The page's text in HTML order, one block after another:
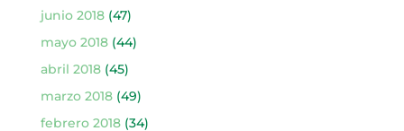
junio 2018(47)
mayo 2018(44)
abril 2018(45)
marzo 2018(49)
febrero 2018(34)